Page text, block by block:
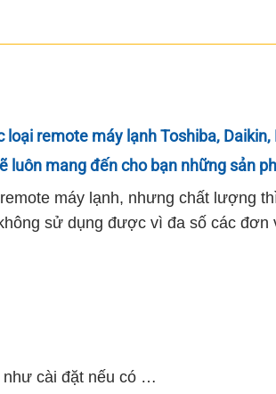
loại remote máy lạnh Toshiba, Daikin,
mang đến cho bạn những sản
máy lạnh, nhưng chất lượng
sử dụng được vì đa số các
như cài đặt nếu có …